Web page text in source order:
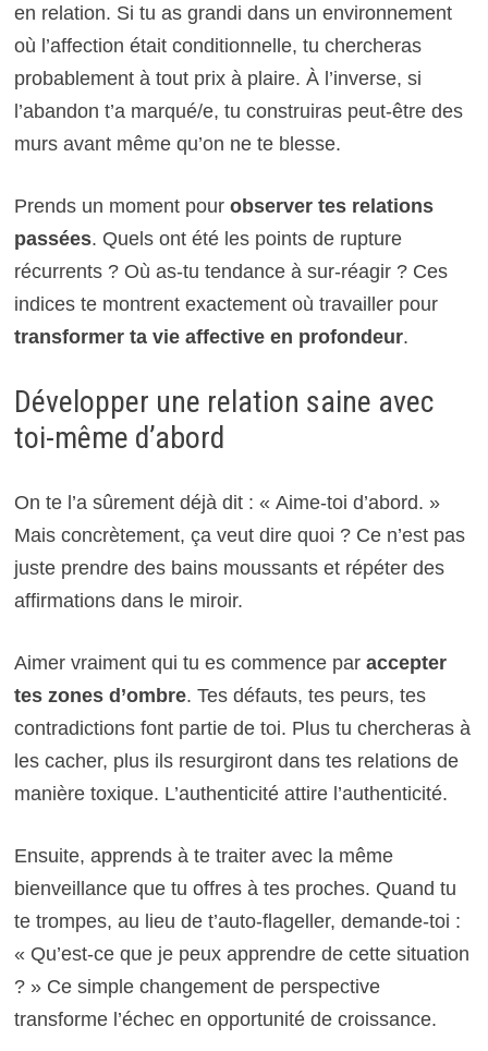
en relation. Si tu as grandi dans un environnement
où l’affection était conditionnelle, tu chercheras
probablement à tout prix à plaire. À l’inverse, si
l’abandon t’a marqué/e, tu construiras peut-être des
murs avant même qu’on ne te blesse.
Prends un moment pour observer tes relations
passées. Quels ont été les points de rupture
récurrents ? Où as-tu tendance à sur-réagir ? Ces
indices te montrent exactement où travailler pour
transformer ta vie affective en profondeur.
Développer une relation saine avec
toi-même d’abord
On te l’a sûrement déjà dit : « Aime-toi d’abord. »
Mais concrètement, ça veut dire quoi ? Ce n’est pas
juste prendre des bains moussants et répéter des
affirmations dans le miroir.
Aimer vraiment qui tu es commence par accepter
tes zones d’ombre. Tes défauts, tes peurs, tes
contradictions font partie de toi. Plus tu chercheras à
les cacher, plus ils resurgiront dans tes relations de
manière toxique. L’authenticité attire l’authenticité.
Ensuite, apprends à te traiter avec la même
bienveillance que tu offres à tes proches. Quand tu
te trompes, au lieu de t’auto-flageller, demande-toi :
« Qu’est-ce que je peux apprendre de cette situation
? » Ce simple changement de perspective
transforme l’échec en opportunité de croissance.